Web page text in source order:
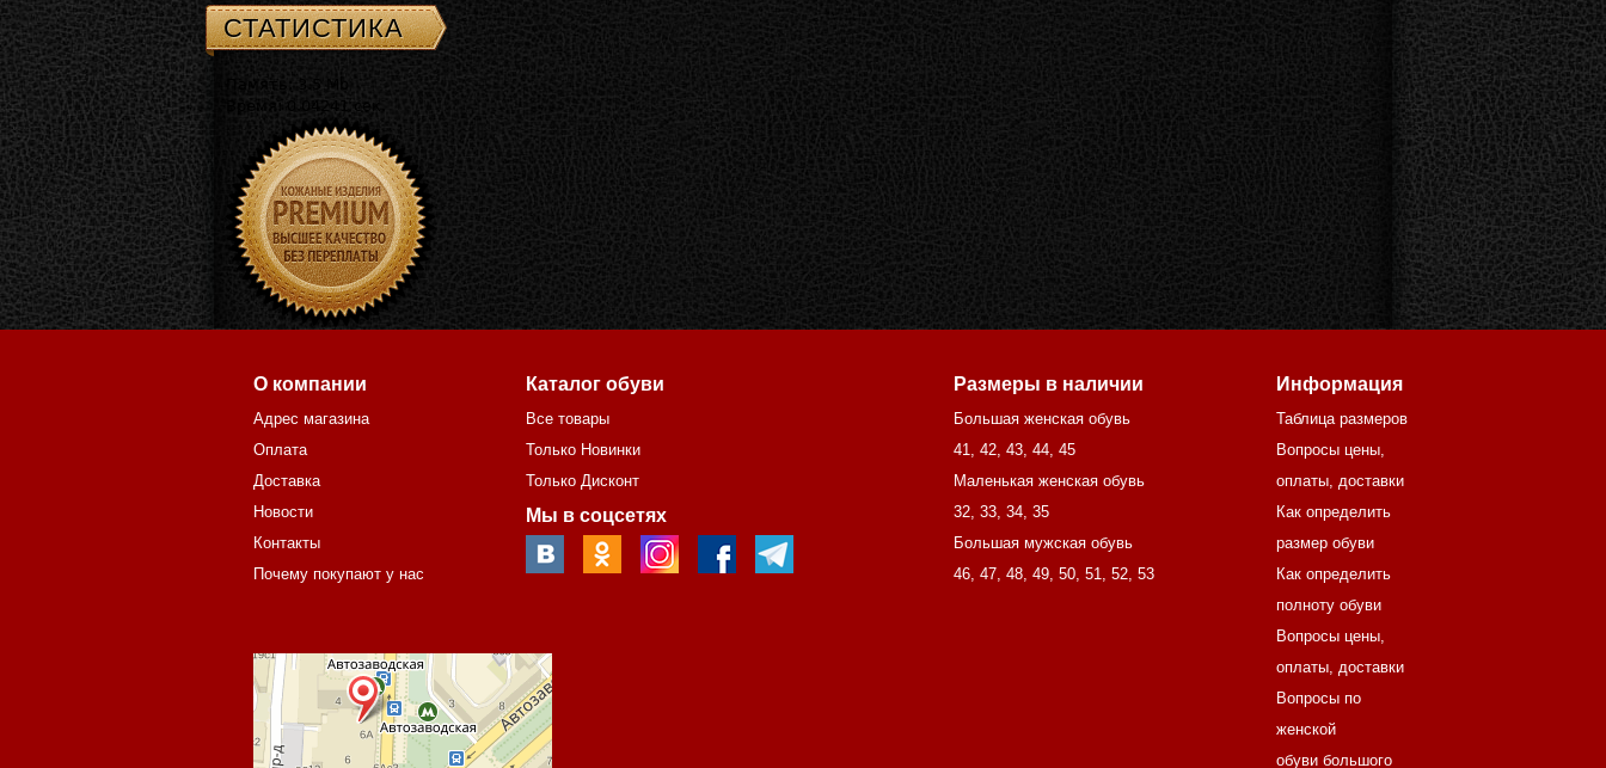
СТАТИСТИКА
Память: 3.5 Mb
Время: 0.04241 сек.
О компании
Адрес магазина
Оплата
Доставка
Новости
Контакты
Почему покупают у нас
Каталог обуви
Все товары
Только Новинки
Только Дисконт
Мы в соцсетях
Размеры в наличии
Большая женская обувь
41, 42, 43, 44, 45
Маленькая женская обувь
32, 33, 34, 35
Большая мужская обувь
46, 47, 48, 49, 50, 51, 52, 53
Информация
Таблица размеров
Вопросы цены,
оплаты, доставки
Как определить
размер обуви
Как определить
полноту обуви
Вопросы цены,
оплаты, доставки
Вопросы по
женской
обуви большого